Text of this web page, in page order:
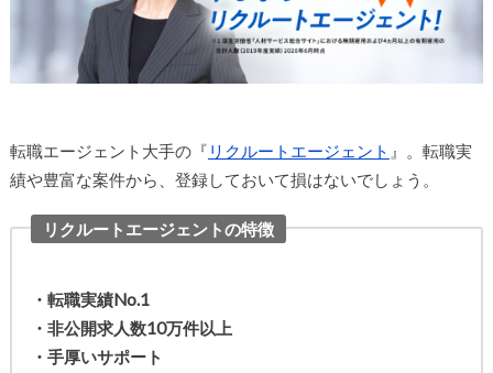
転職エージェント大手の『 リクルートエージェント 』。転職実
績や豊富な案件から、登録しておいて損はないでしょう。
リクルートエージェントの特徴
・転職実績No.1
・非公開求人数10万件以上
・手厚いサポート